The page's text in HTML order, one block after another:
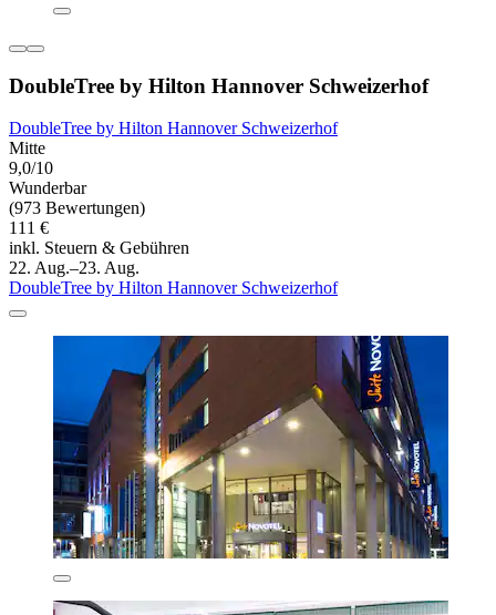
DoubleTree by Hilton Hannover Schweizerhof
DoubleTree by Hilton Hannover Schweizerhof
Mitte
9,0/10
Wunderbar
(973 Bewertungen)
111 €
inkl. Steuern & Gebühren
22. Aug.–23. Aug.
DoubleTree by Hilton Hannover Schweizerhof